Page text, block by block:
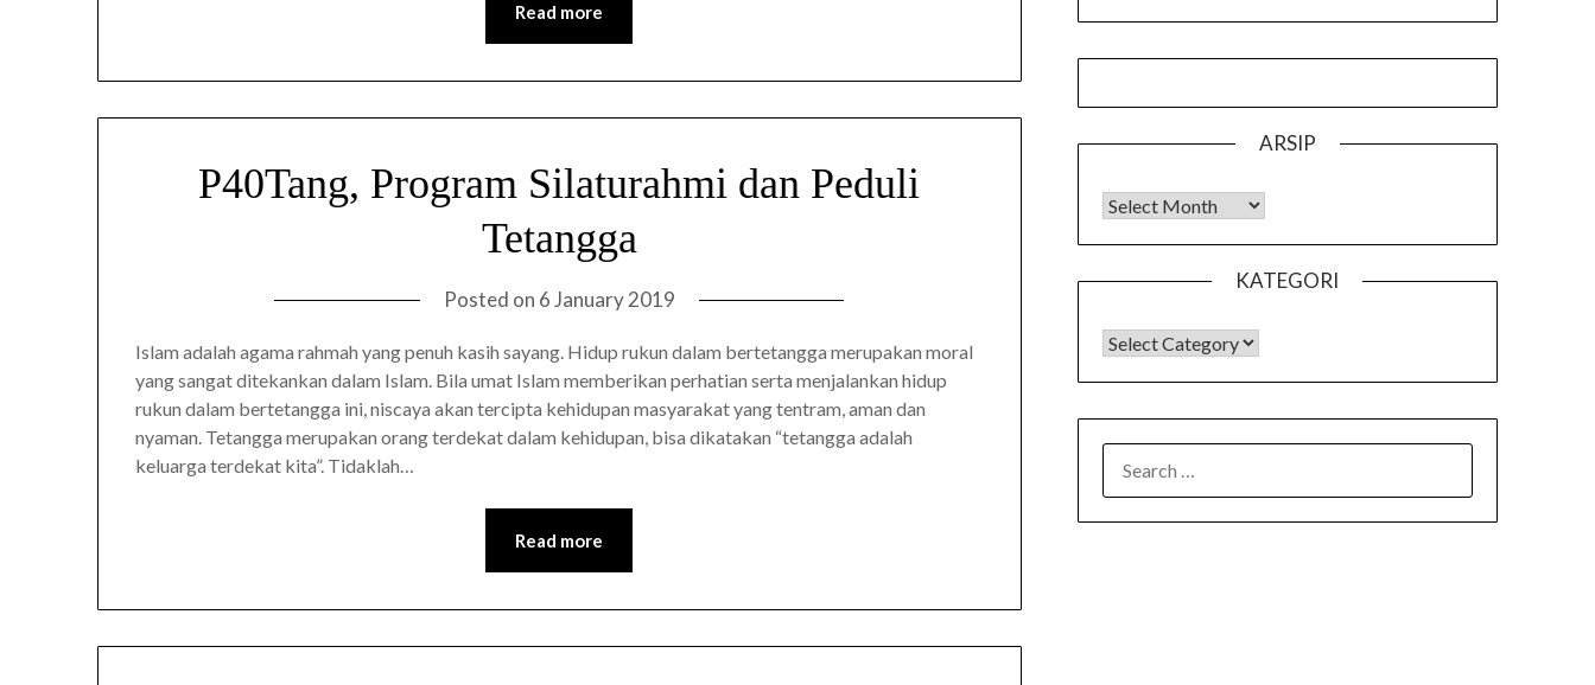
Read more
P40Tang, Program Silaturahmi dan Peduli
Tetangga
Posted on 6 January 2019
Islam adalah agama rahmah yang penuh kasih sayang. Hidup rukun dalam bertetangga merupakan moral
yang sangat ditekankan dalam Islam. Bila umat Islam memberikan perhatian serta menjalankan hidup
rukun dalam bertetangga ini, niscaya akan tercipta kehidupan masyarakat yang tentram, aman dan
nyaman. Tetangga merupakan orang terdekat dalam kehidupan, bisa dikatakan “tetangga adalah
keluarga terdekat kita”. Tidaklah…
Read more
ARSIP
Arsip
KATEGORI
KATEGORI
FOR: